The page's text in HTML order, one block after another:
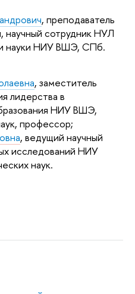
, преподаватель
научный сотрудник НУЛ
науки НИУ ВШЭ, СПб.
, заместитель
лидерства в
НИУ ВШЭ,
профессор;
, ведущий научный
исследований НИУ
наук.